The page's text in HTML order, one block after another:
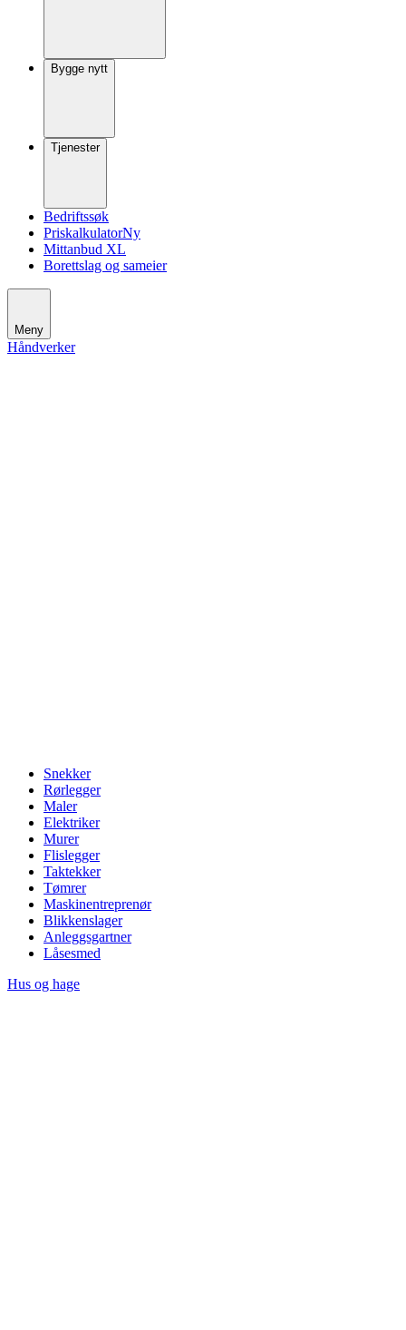
Bygge nytt
Tjenester
Bedriftssøk
PriskalkulatorNy
Mittanbud XL
Borettslag og sameier
Meny
Håndverker
Snekker
Rørlegger
Maler
Elektriker
Murer
Flislegger
Taktekker
Tømrer
Maskinentreprenør
Blikkenslager
Anleggsgartner
Låsesmed
Hus og hage